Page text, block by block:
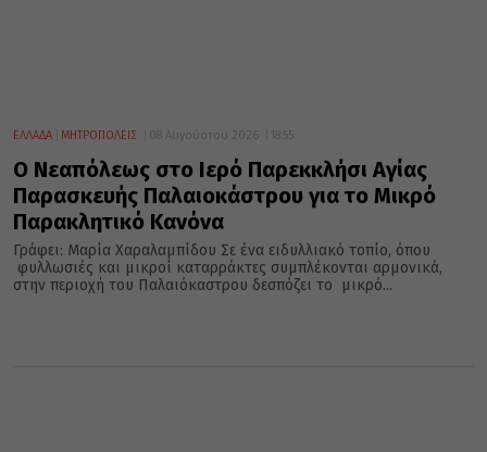
ΕΛΛΑΔΑ ΜΗΤΡΟΠΟΛΕΙΣ 08 Αυγούστου 2026 18:55
Ο Νεαπόλεως στο Ιερό Παρεκκλήσι Αγίας
Παρασκευής Παλαιοκάστρου για το Μικρό
Παρακλητικό Κανόνα
Γράφει: Μαρία Χαραλαμπίδου Σε ένα ειδυλλιακό τοπίο, όπου
φυλλωσιές και μικροί καταρράκτες συμπλέκονται αρμονικά,
στην περιοχή του Παλαιόκαστρου δεσπόζει το μικρό...